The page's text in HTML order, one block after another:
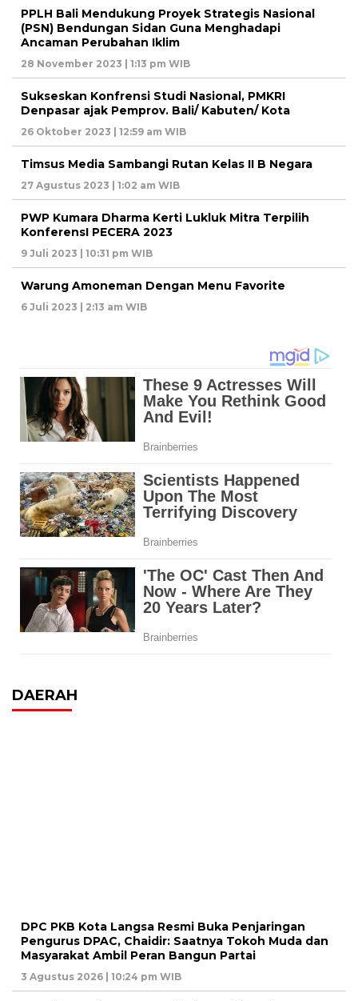
PPLH Bali Mendukung Proyek Strategis Nasional
(PSN) Bendungan Sidan Guna Menghadapi
Ancaman Perubahan Iklim
28 November 2023 | 1:13 pm WIB
Sukseskan Konfrensi Studi Nasional, PMKRI
Denpasar ajak Pemprov. Bali/ Kabuten/ Kota
26 Oktober 2023 | 12:59 am WIB
Timsus Media Sambangi Rutan Kelas II B Negara
27 Agustus 2023 | 1:02 am WIB
PWP Kumara Dharma Kerti Lukluk Mitra Terpilih
KonferensI PECERA 2023
9 Juli 2023 | 10:31 pm WIB
Warung Amoneman Dengan Menu Favorite
6 Juli 2023 | 2:13 am WIB
DAERAH
DPC PKB Kota Langsa Resmi Buka Penjaringan
Pengurus DPAC, Chaidir: Saatnya Tokoh Muda dan
Masyarakat Ambil Peran Bangun Partai
3 Agustus 2026 | 10:24 pm WIB